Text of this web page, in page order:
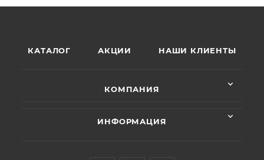
КАТАЛОГ АКЦИИ НАШИ КЛИЕНТЫ
КОМПАНИЯ
ИНФОРМАЦИЯ